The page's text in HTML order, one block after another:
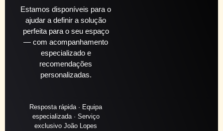
Estamos disponíveis para o
ajudar a definir a solução
perfeita para o seu espaço
— com acompanhamento
especializado e
recomendações
personalizadas.
Resposta rápida · Equipa
especializada · Serviço
exclusivo João Lopes